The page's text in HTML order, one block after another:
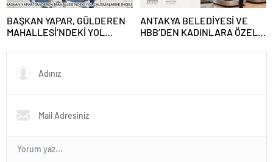
BAŞKAN YAPAR, GÜLDEREN
MAHALLESİ’NDEKİ YOL
ANTAKYA BELEDİYESİ VE
HBB’DEN KADINLARA ÖZEL